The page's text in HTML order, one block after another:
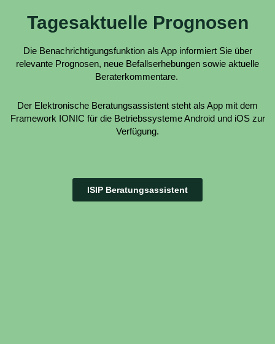
Tagesaktuelle Prognosen
Die Benachrichtigungsfunktion als App informiert Sie über
relevante Prognosen, neue Befallserhebungen sowie aktuelle
Beraterkommentare.
Der Elektronische Beratungsassistent steht als App mit dem
Framework IONIC für die Betriebssysteme Android und iOS zur
Verfügung.
ISIP Beratungsassistent